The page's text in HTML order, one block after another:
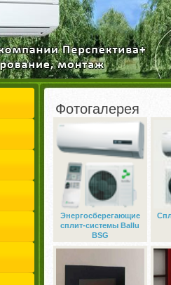
Фотогалерея
Энергосберегающие
сплит-системы Ballu
BSG